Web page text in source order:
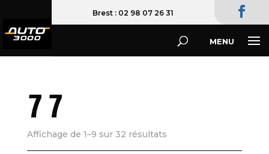
02 98 07 26 31
77
Affichage de 1–9 sur 32 résultats